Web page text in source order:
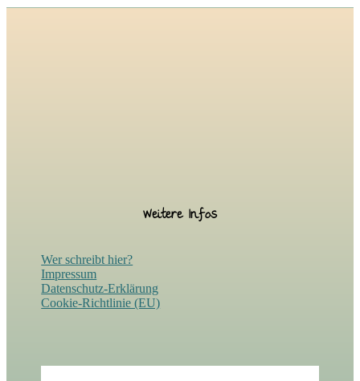
Weitere Infos
Wer schreibt hier?
Impressum
Datenschutz-Erklärung
Cookie-Richtlinie (EU)